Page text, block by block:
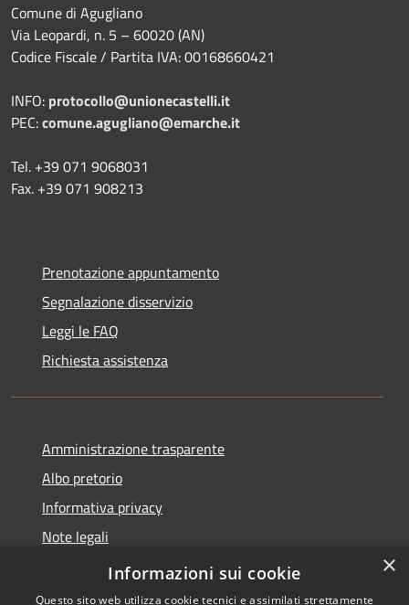
Comune di Agugliano
Via Leopardi, n. 5 – 60020 (AN)
Codice Fiscale / Partita IVA: 00168660421
INFO: protocollo@unionecastelli.it
PEC:comune.agugliano@emarche.it
Tel. +39 071 9068031
Fax. +39 071 908213
Prenotazione appuntamento
Segnalazione disservizio
Leggi le FAQ
Richiesta assistenza
Amministrazione trasparente
Albo pretorio
Informativa privacy
Note legali
Dichiarazione di accessibilità
×
Informazioni sui cookie
Questo sito web utilizza cookie tecnici e assimilati strettamente